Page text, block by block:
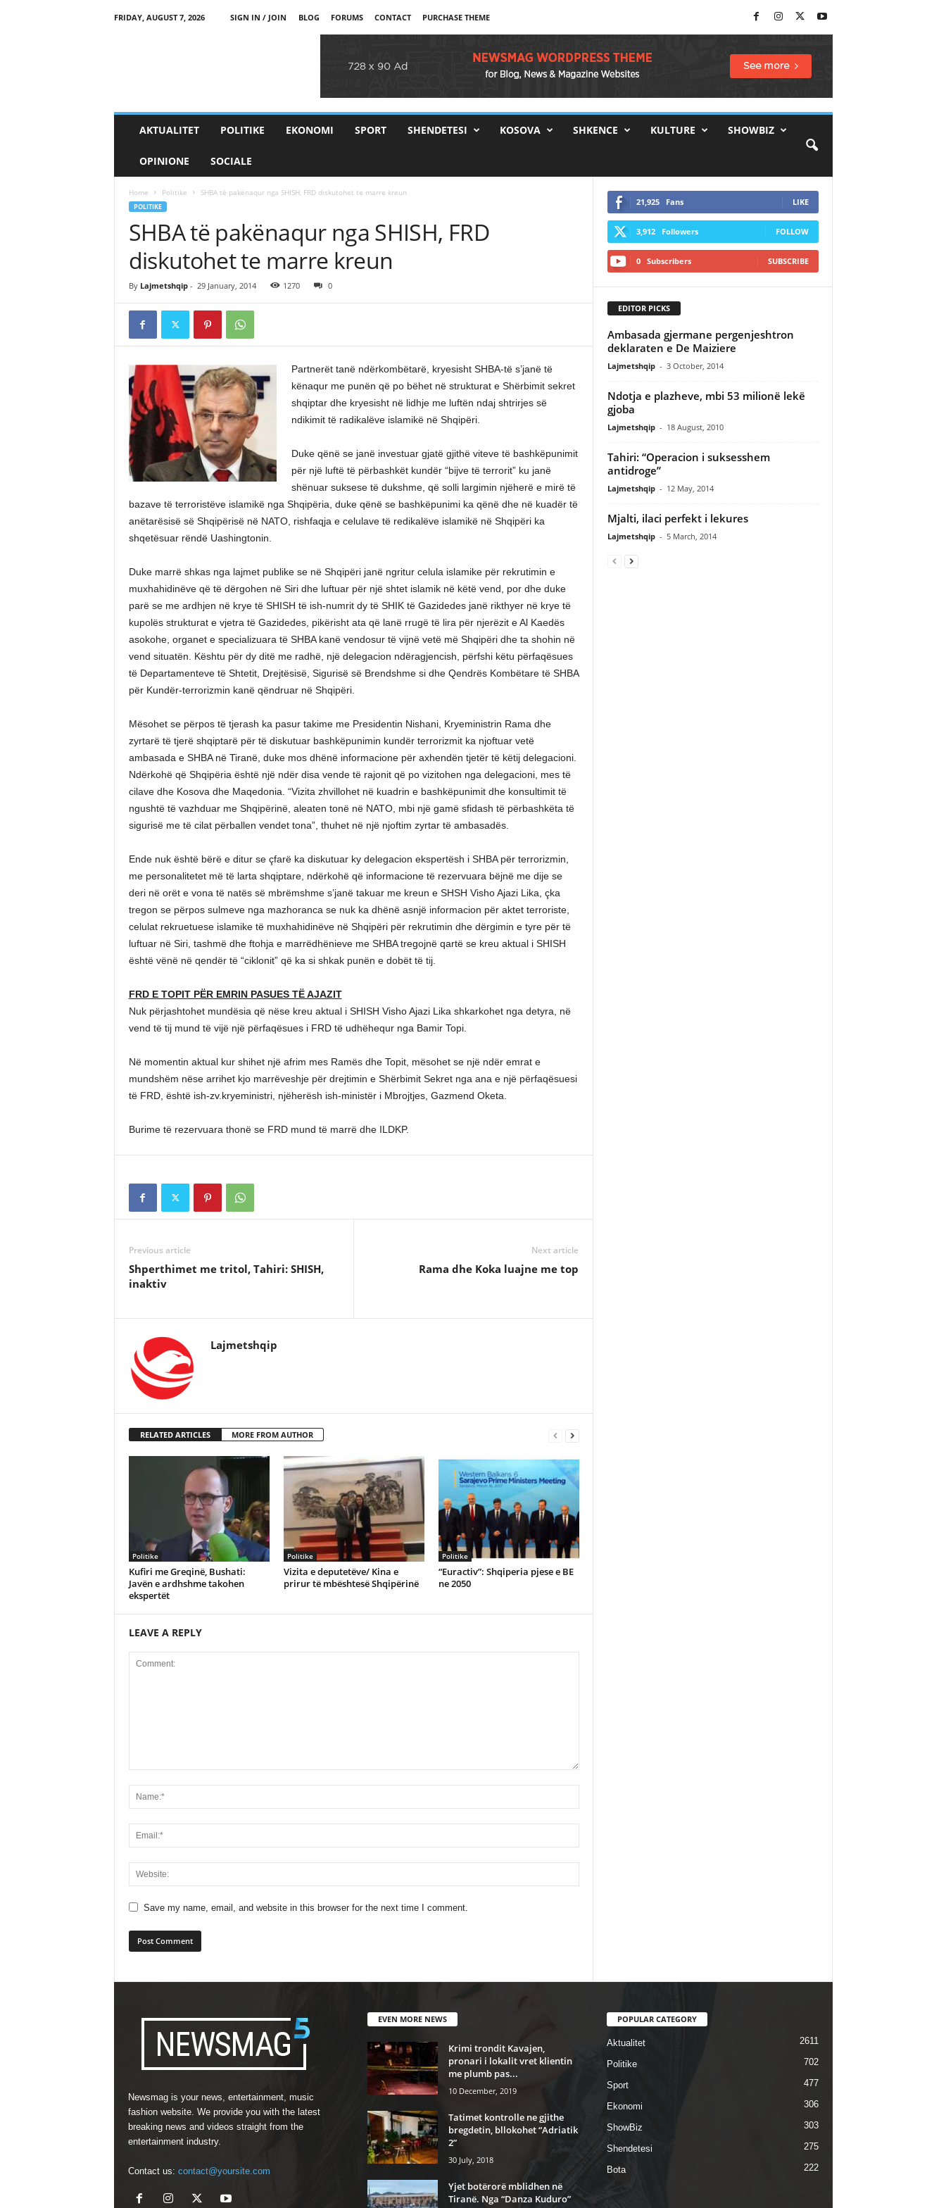
FRIDAY, AUGUST 7, 2026 SIGN IN / JOIN BLOG FORUMS CONTACT PURCHASE THEME
AKTUALITET POLITIKE EKONOMI SPORT SHENDETESI KOSOVA SHKENCE KULTURE SHOWBIZ
OPINIONE SOCIALE
Home Politike SHBA të pakënaqur nga SHISH, FRD diskutohet te marre kreun
POLITIKE
SHBA të pakënaqur nga SHISH, FRD
diskutohet te marre kreun
By Lajmetshqip- 29 January, 2014 1270 0
Partnerët tanë ndërkombëtarë, kryesisht SHBA-të s’janë të
kënaqur me punën që po bëhet në strukturat e Shërbimit sekret
shqiptar dhe kryesisht në lidhje me luftën ndaj shtrirjes së
ndikimit të radikalëve islamikë në Shqipëri.
Duke qënë se janë investuar gjatë gjithë viteve të bashkëpunimit
për një luftë të përbashkët kundër “bijve të terrorit” ku janë
shënuar suksese të dukshme, që solli largimin njëherë e mirë të
bazave të terroristëve islamikë nga Shqipëria, duke qënë se bashkëpunimi ka qënë dhe në kuadër të
anëtarësisë së Shqipërisë në NATO, rishfaqja e celulave të redikalëve islamikë në Shqipëri ka
shqetësuar rëndë Uashingtonin.
Duke marrë shkas nga lajmet publike se në Shqipëri janë ngritur celula islamike për rekrutimin e
muxhahidinëve që të dërgohen në Siri dhe luftuar për një shtet islamik në këtë vend, por dhe duke
parë se me ardhjen në krye të SHISH të ish-numrit dy të SHIK të Gazidedes janë rikthyer në krye të
kupolës strukturat e vjetra të Gazidedes, pikërisht ata që lanë rrugë të lira për njerëzit e Al Kaedës
asokohe, organet e specializuara të SHBA kanë vendosur të vijnë vetë më Shqipëri dhe ta shohin në
vend situatën. Kështu për dy ditë me radhë, një delegacion ndëragjencish, përfshi këtu përfaqësues
të Departamenteve të Shtetit, Drejtësisë, Sigurisë së Brendshme si dhe Qendrës Kombëtare të SHBA
për Kundër-terrorizmin kanë qëndruar në Shqipëri.
Mësohet se përpos të tjerash ka pasur takime me Presidentin Nishani, Kryeministrin Rama dhe
zyrtarë të tjerë shqiptarë për të diskutuar bashkëpunimin kundër terrorizmit ka njoftuar vetë
ambasada e SHBA në Tiranë, duke mos dhënë informacione për axhendën tjetër të këtij delegacioni.
Ndërkohë që Shqipëria është një ndër disa vende të rajonit që po vizitohen nga delegacioni, mes të
cilave dhe Kosova dhe Maqedonia. “Vizita zhvillohet në kuadrin e bashkëpunimit dhe konsultimit të
ngushtë të vazhduar me Shqipërinë, aleaten tonë në NATO, mbi një gamë sfidash të përbashkëta të
sigurisë me të cilat përballen vendet tona”, thuhet në një njoftim zyrtar të ambasadës.
Ende nuk është bërë e ditur se çfarë ka diskutuar ky delegacion ekspertësh i SHBA për terrorizmin,
me personalitetet më të larta shqiptare, ndërkohë që informacione të rezervuara bëjnë me dije se
deri në orët e vona të natës së mbrëmshme s’janë takuar me kreun e SHSH Visho Ajazi Lika, çka
tregon se përpos sulmeve nga mazhoranca se nuk ka dhënë asnjë informacion për aktet terroriste,
celulat rekruetuese islamike të muxhahidinëve në Shqipëri për rekrutimin dhe dërgimin e tyre për të
luftuar në Siri, tashmë dhe ftohja e marrëdhënieve me SHBA tregojnë qartë se kreu aktual i SHISH
është vënë në qendër të “ciklonit” që ka si shkak punën e dobët të tij.
FRD E TOPIT PËR EMRIN PASUES TË AJAZIT
Nuk përjashtohet mundësia që nëse kreu aktual i SHISH Visho Ajazi Lika shkarkohet nga detyra, në
vend të tij mund të vijë një përfaqësues i FRD të udhëhequr nga Bamir Topi.
Në momentin aktual kur shihet një afrim mes Ramës dhe Topit, mësohet se një ndër emrat e
mundshëm nëse arrihet kjo marrëveshje për drejtimin e Shërbimit Sekret nga ana e një përfaqësuesi
të FRD, është ish-zv.kryeministri, njëherësh ish-ministër i Mbrojtjes, Gazmend Oketa.
Burime të rezervuara thonë se FRD mund të marrë dhe ILDKP.
Previous article
Shperthimet me tritol, Tahiri: SHISH,
inaktiv
Next article
Rama dhe Koka luajne me top
Lajmetshqip
RELATED ARTICLES MORE FROM AUTHOR
Politike
Kufiri me Greqinë, Bushati:
Javën e ardhshme takohen
ekspertët
Politike
Vizita e deputetëve/ Kina e
prirur të mbështesë Shqipërinë
Politike
“Euractiv”: Shqiperia pjese e BE
ne 2050
LEAVE A REPLY
Save my name, email, and website in this browser for the next time I comment.
21,925 Fans LIKE
3,912 Followers FOLLOW
0 Subscribers SUBSCRIBE
EDITOR PICKS
Ambasada gjermane pergenjeshtron
deklaraten e De Maiziere
Lajmetshqip - 3 October, 2014
Ndotja e plazheve, mbi 53 milionë lekë
gjoba
Lajmetshqip - 18 August, 2010
Tahiri: “Operacion i suksesshem
antidroge”
Lajmetshqip - 12 May, 2014
Mjalti, ilaci perfekt i lekures
Lajmetshqip - 5 March, 2014
Newsmag is your news, entertainment, music
fashion website. We provide you with the latest
breaking news and videos straight from the
entertainment industry.
Contact us: contact@yoursite.com
EVEN MORE NEWS
Krimi trondit Kavajen,
pronari i lokalit vret klientin
me plumb pas...
10 December, 2019
Tatimet kontrolle ne gjithe
bregdetin, bllokohet “Adriatik
2”
30 July, 2018
Yjet botërorë mblidhen në
Tiranë. Nga “Danza Kuduro”
POPULAR CATEGORY
Aktualitet 2611
Politike 702
Sport 477
Ekonomi 306
ShowBiz 303
Shendetesi 275
Bota 222